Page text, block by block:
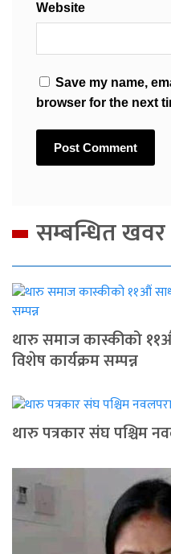
Website
Save my name,
browser for the next
सम्बन्धित खवर
थारु समाज कास्कीको
विशेष कार्यक्रम सम्पन्न
थारु पत्रकार संघ पश्चिम